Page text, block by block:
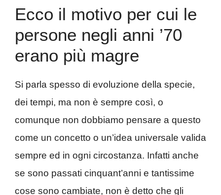
Ecco il motivo per cui le
persone negli anni ’70
erano più magre
Si parla spesso di evoluzione della specie,
dei tempi, ma non è sempre così, o
comunque non dobbiamo pensare a questo
come un concetto o un’idea universale valida
sempre ed in ogni circostanza. Infatti anche
se sono passati cinquant’anni e tantissime
cose sono cambiate, non è detto che gli